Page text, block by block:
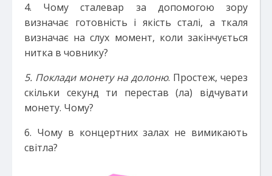
4. Чому сталевар за допомогою зору
визначає готовність і якість сталі, а ткаля
визначає на слух момент, коли закінчується
нитка в човнику?
5. Поклади монету на долоню. Простеж, через
скільки секунд ти перестав (ла) відчувати
монету. Чому?
6. Чому в концертних залах не вимикають
світла?